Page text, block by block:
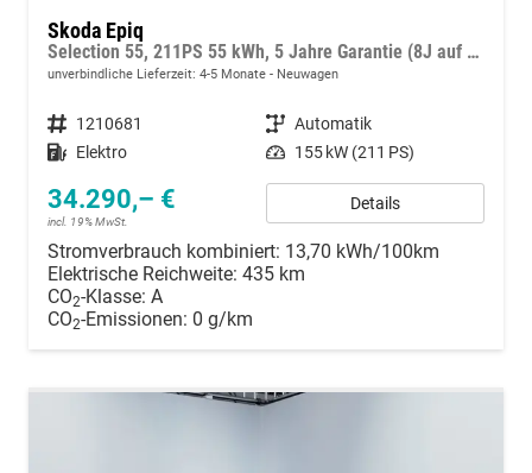
Skoda Epiq
Selection 55, 211PS 55 kWh, 5 Jahre Garantie (8J auf Batterie), 18"Alu, Sitzheizung, Kessy, Alarm, Privacy-Glas, Vorbereitung AHK, 2-Zonen-Climatronic, Infotainment 13,1" + Smartlink, Parksensoren vorn/hinten, Rückfahrkamera, ACC, M-Lederlenkrad beheizt
unverbindliche Lieferzeit: 4-5 Monate Neuwagen
Fahrzeugnummer 1210681 Getriebe Automatik
Kraftstoff Elektro Leistung 155 kW (211 PS)
34.290,– €
incl. 19% MwSt.
Details
Stromverbrauch kombiniert: 13,70 kWh/100km
Elektrische Reichweite: 435 km
CO2-Klasse: A
CO2-Emissionen: 0 g/km